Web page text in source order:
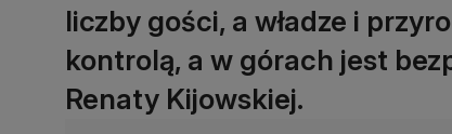
liczby gości, a władze i
kontrolą, a w górach jest
Renaty Kijowskiej.